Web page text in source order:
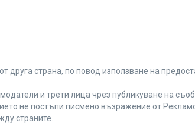
страна, по повод използване на
и трети лица чрез публикуване на
не постъпи писмено възражение от
страните.